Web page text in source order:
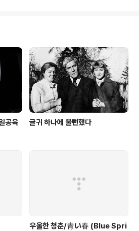
어떤새끼는얼굴이 기
테맞은애들이4열종대로
좋거든 좋은 기회잖아
의 적 中 에서 설경구의
서 강철중이나 오아시스에
, 저 사람 정..
공육
글귀 하나에 울뻔했다
우울한 청춘/青い春 (Blue Spri